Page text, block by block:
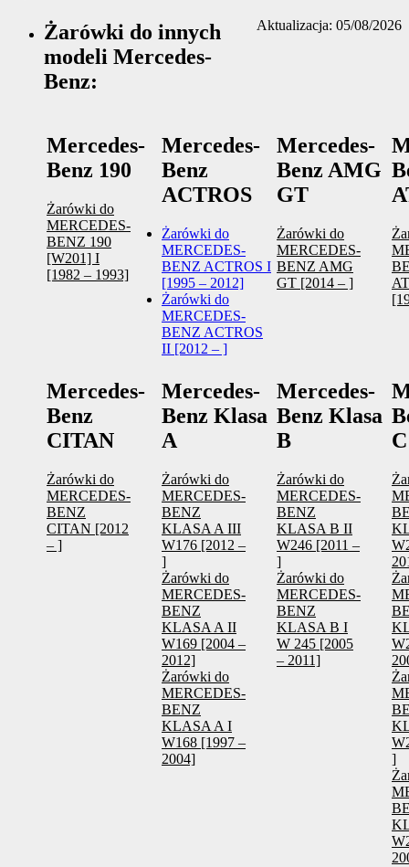
Aktualizacja: 05/08/2026
Żarówki do innych
modeli Mercedes-
Benz:
Mercedes-
Benz 190
Żarówki do
MERCEDES-
BENZ 190
[W201] I
[1982 – 1993]
Mercedes-
Benz
ACTROS
Żarówki do
MERCEDES-
BENZ ACTROS I
[1995 – 2012]
Żarówki do
MERCEDES-
BENZ ACTROS
II [2012 – ]
Mercedes-
Benz AMG
GT
Żarówki do
MERCEDES-
BENZ AMG
GT [2014 – ]
Mercedes-
Benz
CITAN
Żarówki do
MERCEDES-
BENZ
CITAN [2012
– ]
Mercedes-
Benz Klasa
A
Żarówki do
MERCEDES-
BENZ
KLASA A III
W176 [2012 –
]
Żarówki do
MERCEDES-
BENZ
KLASA A II
W169 [2004 –
2012]
Żarówki do
MERCEDES-
BENZ
KLASA A I
W168 [1997 –
2004]
Mercedes-
Benz Klasa
B
Żarówki do
MERCEDES-
BENZ
KLASA B II
W246 [2011 –
]
Żarówki do
MERCEDES-
BENZ
KLASA B I
W 245 [2005
– 2011]
C
]